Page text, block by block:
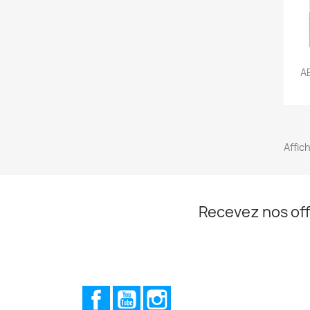
Recevez nos
FacebookYouTube